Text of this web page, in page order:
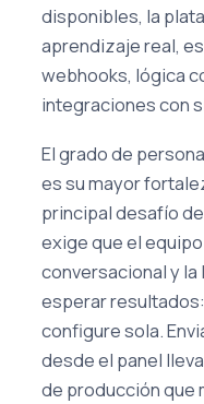
disponibles, la
aprendizaje real,
webhooks, lógica
integraciones con
El grado de
es su mayor
principal desafío
exige que el
conversacional y
esperar
configure sola.
desde el panel
de producción que